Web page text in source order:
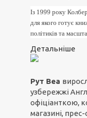
Із 1999 року
для якого готує
політиків та
Детальніше
Рут Веа
узбережжі
офіціанткою,
магазині,